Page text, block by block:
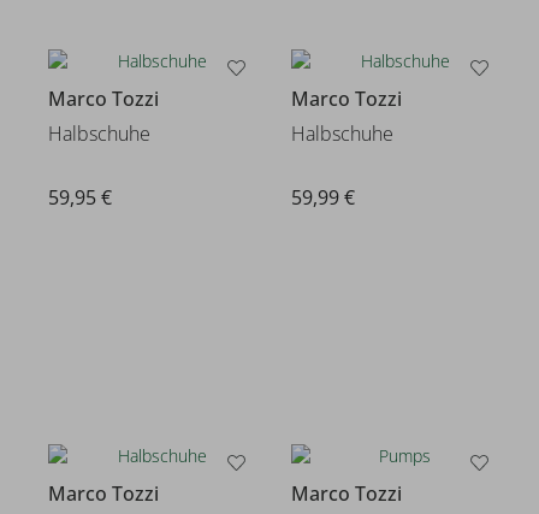
Marco Tozzi
Halbschuhe
59,95 €
Marco Tozzi
Halbschuhe
59,99 €
Marco Tozzi
Marco Tozzi